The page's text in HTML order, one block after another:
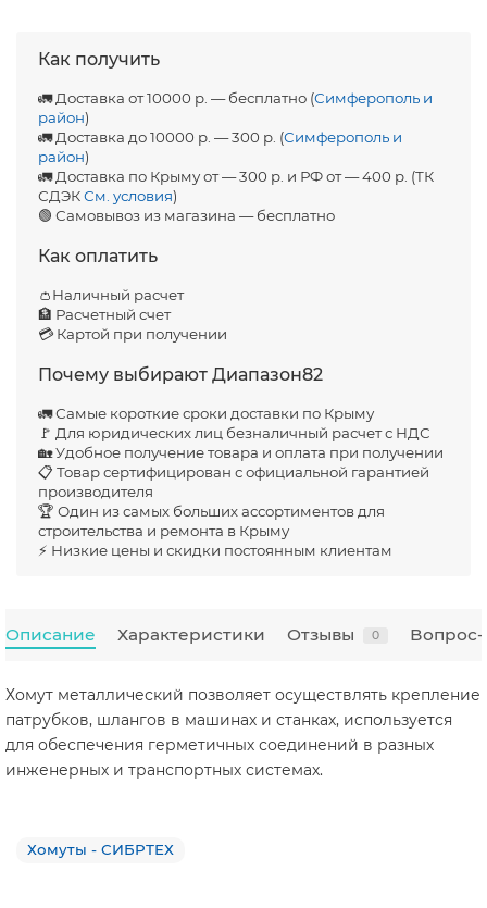
Как получить
🚛 Доставка от 10000 р. — бесплатно (Симферополь и
район)
🚛 Доставка до 10000 р. — 300 р. (Симферополь и
район)
🚛 Доставка по Крыму от — 300 р. и РФ от — 400 р. (ТК
СДЭКСм. условия)
🟢 Самовывоз из магазина — бесплатно
Как оплатить
👛Наличный расчет
🏦 Расчетный счет
💳 Картой при получении
Почему выбирают Диапазон82
🚛 Самые короткие сроки доставки по Крыму
🚩 Для юридических лиц безналичный расчет с НДС
🏡 Удобное получение товара и оплата при получении
📋 Товар сертифицирован с официальной гарантией
производителя
🏆 Один из самых больших ассортиментов для
строительства и ремонта в Крыму
⚡ Низкие цены и скидки постоянным клиентам
Описание Характеристики Отзывы 0 Вопрос-
Хомут металлический позволяет осуществлять крепление
патрубков, шлангов в машинах и станках, используется
для обеспечения герметичных соединений в разных
инженерных и транспортных системах.
Хомуты - СИБРТЕХ